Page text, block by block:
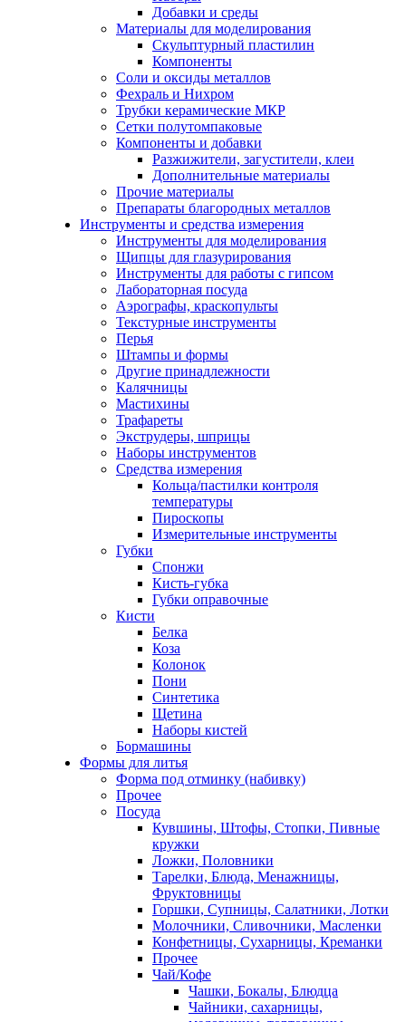
Добавки и среды
Материалы для моделирования
Скульптурный пластилин
Компоненты
Соли и оксиды металлов
Фехраль и Нихром
Трубки керамические МКР
Сетки полутомпаковые
Компоненты и добавки
Разжижители, загустители, клеи
Дополнительные материалы
Прочие материалы
Препараты благородных металлов
Инструменты и средства измерения
Инструменты для моделирования
Щипцы для глазурирования
Инструменты для работы с гипсом
Лабораторная посуда
Аэрографы, краскопульты
Текстурные инструменты
Перья
Штампы и формы
Другие принадлежности
Калячницы
Мастихины
Трафареты
Экструдеры, шприцы
Наборы инструментов
Средства измерения
Кольца/пастилки контроля
температуры
Пироскопы
Измерительные инструменты
Губки
Спонжи
Кисть-губка
Губки оправочные
Кисти
Белка
Коза
Колонок
Пони
Синтетика
Щетина
Наборы кистей
Бормашины
Формы для литья
Форма под отминку (набивку)
Прочее
Посуда
Кувшины, Штофы, Стопки, Пивные
кружки
Ложки, Половники
Тарелки, Блюда, Менажницы,
Фруктовницы
Горшки, Супницы, Салатники, Лотки
Молочники, Сливочники, Масленки
Конфетницы, Сухарницы, Креманки
Прочее
Чай/Кофе
Чашки, Бокалы, Блюдца
Чайники, сахарницы,